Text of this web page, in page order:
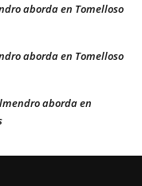
aborda en Tomelloso
aborda en Tomelloso
aborda en